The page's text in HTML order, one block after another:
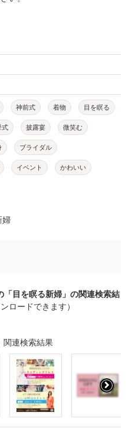
神前式 着物 目を瞑る
式 披露宴 微笑む
ブライダル
イベント かわいい
婦
「目を瞑る新婦」の関連検索結
ロードできます）
関連検索結果